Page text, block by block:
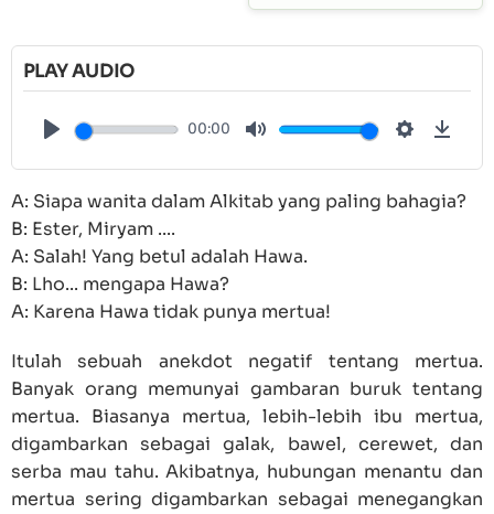
PLAY AUDIO
00:00
A: Siapa wanita dalam Alkitab yang paling bahagia?
B: Ester, Miryam ....
A: Salah! Yang betul adalah Hawa.
B: Lho... mengapa Hawa?
A: Karena Hawa tidak punya mertua!
Itulah sebuah anekdot negatif tentang mertua.
Banyak orang memunyai gambaran buruk tentang
mertua. Biasanya mertua, lebih-lebih ibu mertua,
digambarkan sebagai galak, bawel, cerewet, dan
serba mau tahu. Akibatnya, hubungan menantu dan
mertua sering digambarkan sebagai menegangkan